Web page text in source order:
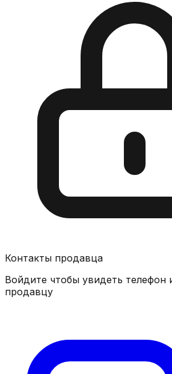
Контакты продавца
Войдите чтобы увидеть телефон
продавцу